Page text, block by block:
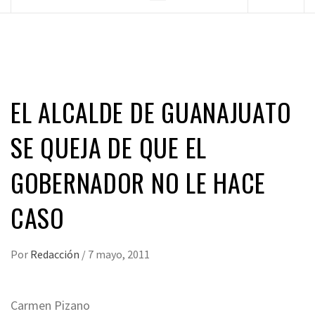
EL ALCALDE DE GUANAJUATO
SE QUEJA DE QUE EL
GOBERNADOR NO LE HACE
CASO
Por Redacción / 7 mayo, 2011
Carmen Pizano